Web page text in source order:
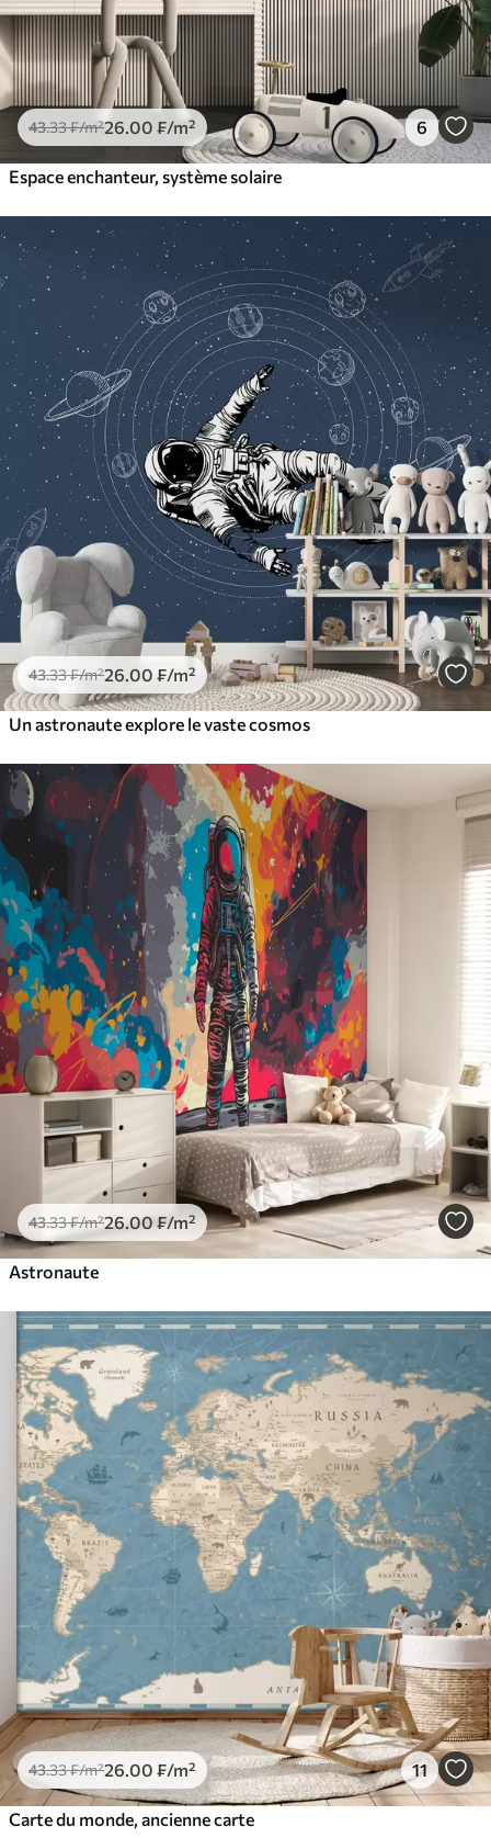
43.33₣/m²26.00 ₣/m² 6
Espace enchanteur, système solaire
43.33₣/m²26.00 ₣/m²
Un astronaute explore le vaste cosmos
43.33₣/m²26.00 ₣/m²
Astronaute
43.33₣/m²26.00 ₣/m² 11
Carte du monde, ancienne carte